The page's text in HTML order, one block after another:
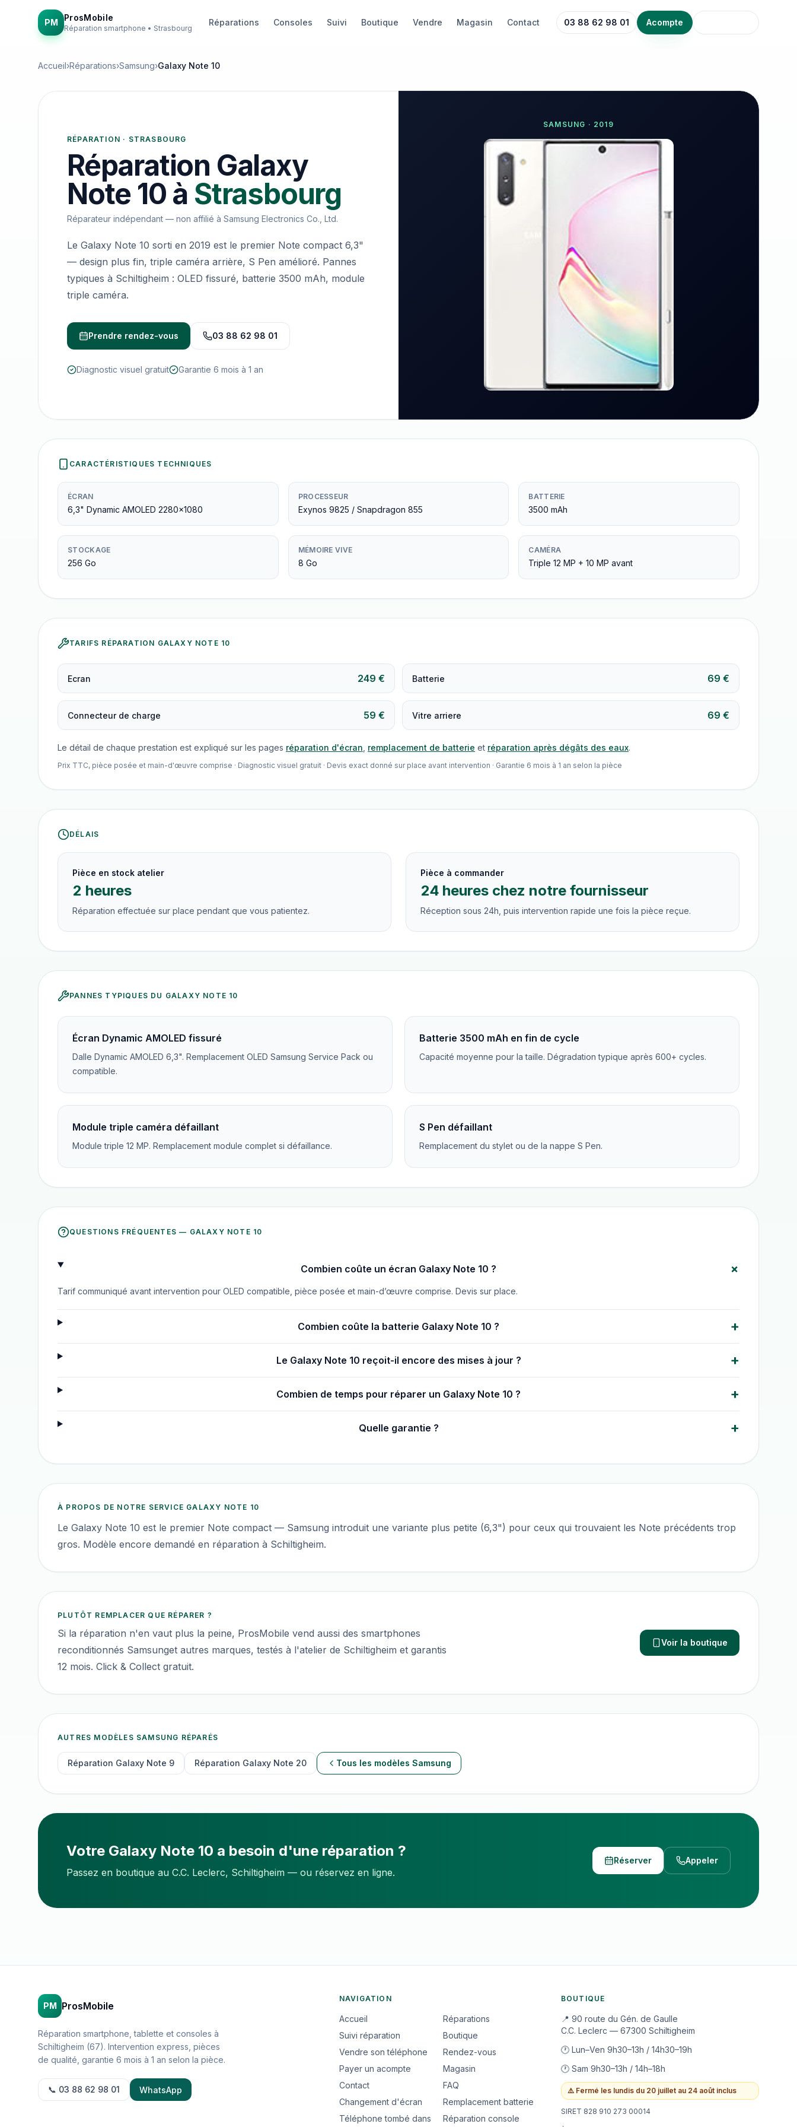
PM ProsMobile
Réparation smartphone • Strasbourg
Réparations Consoles Suivi Boutique Vendre Magasin Contact 03 88 62 98 01 Acompte
Accueil›Réparations›Samsung›Galaxy Note 10
RÉPARATION · STRASBOURG
Réparation Galaxy
Note 10 à Strasbourg
Réparateur indépendant — non affilié à Samsung Electronics Co., Ltd.
Le Galaxy Note 10 sorti en 2019 est le premier Note compact 6,3"
— design plus fin, triple caméra arrière, S Pen amélioré. Pannes
typiques à Schiltigheim : OLED fissuré, batterie 3500 mAh, module
triple caméra.
Prendre rendez-vous 03 88 62 98 01
Diagnostic visuel gratuit Garantie 6 mois à 1 an
SAMSUNG · 2019
CARACTÉRISTIQUES TECHNIQUES
ÉCRAN
6,3" Dynamic AMOLED 2280×1080
PROCESSEUR
Exynos 9825 / Snapdragon 855
BATTERIE
3500 mAh
STOCKAGE
256 Go
MÉMOIRE VIVE
8 Go
CAMÉRA
Triple 12 MP + 10 MP avant
TARIFS RÉPARATION GALAXY NOTE 10
Ecran 249 € Batterie 69 €
Connecteur de charge 59 € Vitre arriere 69 €
Le détail de chaque prestation est expliqué sur les pages réparation d'écran remplacement de batterie et réparation après dégâts des eaux.
Prix TTC, pièce posée et main-d'œuvre comprise · Diagnostic visuel gratuit · Devis exact donné sur place avant intervention · Garantie 6 mois à 1 an selon la pièce
DÉLAIS
Pièce en stock atelier
2 heures
Réparation effectuée sur place pendant que vous patientez.
Pièce à commander
24 heures chez notre fournisseur
Réception sous 24h, puis intervention rapide une fois la pièce reçue.
PANNES TYPIQUES DU GALAXY NOTE 10
Écran Dynamic AMOLED fissuré
Dalle Dynamic AMOLED 6,3". Remplacement OLED Samsung Service Pack ou
compatible.
Batterie 3500 mAh en fin de cycle
Capacité moyenne pour la taille. Dégradation typique après 600+ cycles.
Module triple caméra défaillant
Module triple 12 MP. Remplacement module complet si défaillance.
S Pen défaillant
Remplacement du stylet ou de la nappe S Pen.
QUESTIONS FRÉQUENTES — GALAXY NOTE 10
Combien coûte un écran Galaxy Note 10 ? +
Tarif communiqué avant intervention pour OLED compatible, pièce posée et main-d’œuvre comprise. Devis sur place.
Combien coûte la batterie Galaxy Note 10 ? +
Le Galaxy Note 10 reçoit-il encore des mises à jour ? +
Combien de temps pour réparer un Galaxy Note 10 ? +
Quelle garantie ? +
À PROPOS DE NOTRE SERVICE GALAXY NOTE 10
Le Galaxy Note 10 est le premier Note compact — Samsung introduit une variante plus petite (6,3") pour ceux qui trouvaient les Note précédents trop
gros. Modèle encore demandé en réparation à Schiltigheim.
PLUTÔT REMPLACER QUE RÉPARER ?
Si la réparation n'en vaut plus la peine, ProsMobile vend aussi des smartphones
reconditionnés Samsunget autres marques, testés à l'atelier de Schiltigheim et garantis
12 mois. Click & Collect gratuit.
Voir la boutique
AUTRES MODÈLES SAMSUNG RÉPARÉS
Réparation Galaxy Note 9 Réparation Galaxy Note 20 Tous les modèles Samsung
Votre Galaxy Note 10 a besoin d'une réparation ?
Passez en boutique au C.C. Leclerc, Schiltigheim — ou réservez en ligne.
Réserver Appeler
PM ProsMobile
Réparation smartphone, tablette et consoles à
Schiltigheim (67). Intervention express, pièces
de qualité, garantie 6 mois à 1 an selon la pièce.
📞 03 88 62 98 01 WhatsApp
NAVIGATION
Accueil
Réparations
Suivi réparation
Boutique
Vendre son téléphone
Rendez-vous
Payer un acompte
Magasin
Contact
FAQ
Changement d'écran
Remplacement batterie
Téléphone tombé dans
Réparation console
BOUTIQUE
📍 90 route du Gén. de Gaulle
C.C. Leclerc — 67300 Schiltigheim
🕐 Lun–Ven 9h30–13h / 14h30–19h
🕐 Sam 9h30–13h / 14h–18h
⚠️ Fermé les lundis du 20 juillet au 24 août inclus
SIRET 828 910 273 00014